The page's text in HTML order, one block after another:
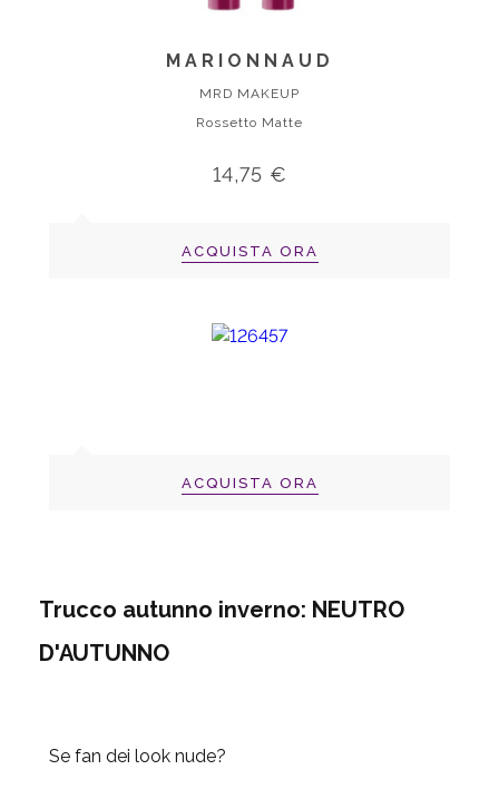
MARIONNAUD
MRD MAKEUP
Rossetto Matte
14,75 €
ACQUISTA ORA
ACQUISTA ORA
Trucco autunno inverno: NEUTRO
D'AUTUNNO
Se fan dei look nude?